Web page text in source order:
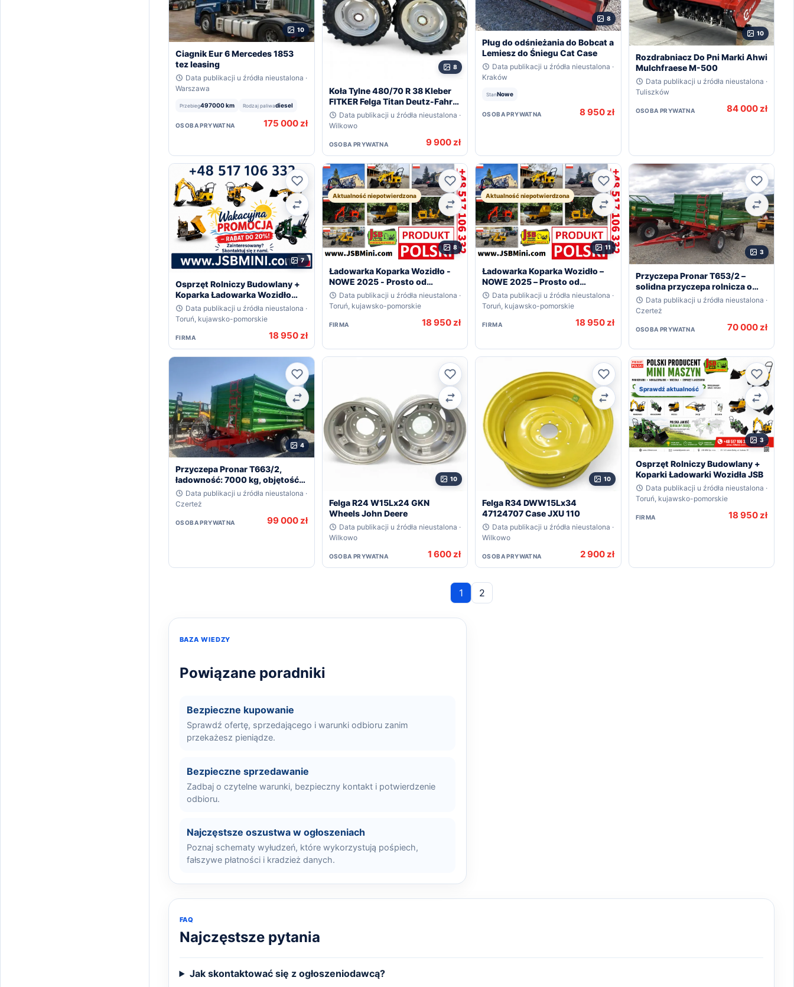
10
Ciagnik Eur 6 Mercedes 1853
tez leasing
Data publikacji u źródła nieustalona ·
Warszawa
Przebieg497000 km Rodzaj paliwadiesel
OSOBA PRYWATNA 175 000 zł
8
Koła Tylne 480/70 R 38 Kleber
FITKER Felga Titan Deutz-Fahr
Agrotron
Data publikacji u źródła nieustalona ·
Wilkowo
OSOBA PRYWATNA 9 900 zł
8
Pług do odśnieżania do Bobcat a
Lemiesz do Śniegu Cat Case
Data publikacji u źródła nieustalona ·
Kraków
StanNowe
OSOBA PRYWATNA 8 950 zł
10
Rozdrabniacz Do Pni Marki Ahwi
Mulchfraese M-500
Data publikacji u źródła nieustalona ·
Tuliszków
OSOBA PRYWATNA 84 000 zł
7
Ulubione
Porównaj
Osprzęt Rolniczy Budowlany +
Koparka Ładowarka Wozidło
POLSKIE JSB MINI Sp. z o.o. –
Lider w Produk
Data publikacji u źródła nieustalona ·
Toruń, kujawsko-pomorskie
FIRMA 18 950 zł
Aktualność niepotwierdzona
8
Ulubione
Porównaj
Ładowarka Koparka Wozidło -
NOWE 2025 - Prosto od
Producenta JSB POLSKA
Data publikacji u źródła nieustalona ·
Toruń, kujawsko-pomorskie
FIRMA 18 950 zł
Aktualność niepotwierdzona
11
Ulubione
Porównaj
Ładowarka Koparka Wozidło –
NOWE 2025 – Prosto od
Producenta
Data publikacji u źródła nieustalona ·
Toruń, kujawsko-pomorskie
FIRMA 18 950 zł
3
Przyczepa Pronar T653/2 –
solidna przyczepa rolnicza o
ładowności 5,8 t
Data publikacji u źródła nieustalona ·
Czerteż
OSOBA PRYWATNA 70 000 zł
4
Ulubione
Porównaj
Przyczepa Pronar T663/2,
ładowność: 7000 kg, objętość
ładunkowa: 9,8 m3
Data publikacji u źródła nieustalona ·
Czerteż
OSOBA PRYWATNA 99 000 zł
10
Ulubione
Porównaj
Felga R24 W15Lx24 GKN
Wheels John Deere
Data publikacji u źródła nieustalona ·
Wilkowo
OSOBA PRYWATNA 1 600 zł
10
Ulubione
Porównaj
Felga R34 DWW15Lx34
47124707 Case JXU 110
Data publikacji u źródła nieustalona ·
Wilkowo
OSOBA PRYWATNA 2 900 zł
Sprawdź aktualność
3
Osprzęt Rolniczy Budowlany +
Koparki Ładowarki Wozidła JSB
Data publikacji u źródła nieustalona ·
Toruń, kujawsko-pomorskie
FIRMA 18 950 zł
1 2
BAZA WIEDZY
Powiązane poradniki
Bezpieczne kupowanie
Sprawdź ofertę, sprzedającego i warunki odbioru zanim
przekażesz pieniądze.
Bezpieczne sprzedawanie
Zadbaj o czytelne warunki, bezpieczny kontakt i potwierdzenie
odbioru.
Najczęstsze oszustwa w ogłoszeniach
Poznaj schematy wyłudzeń, które wykorzystują pośpiech,
fałszywe płatności i kradzież danych.
FAQ
Najczęstsze pytania
Jak skontaktować się z ogłoszeniodawcą?